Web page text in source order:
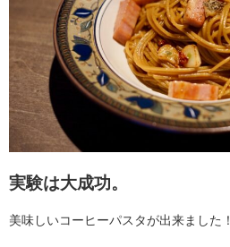
実験は大成功。
美味しいコーヒーパスタが出来ました！